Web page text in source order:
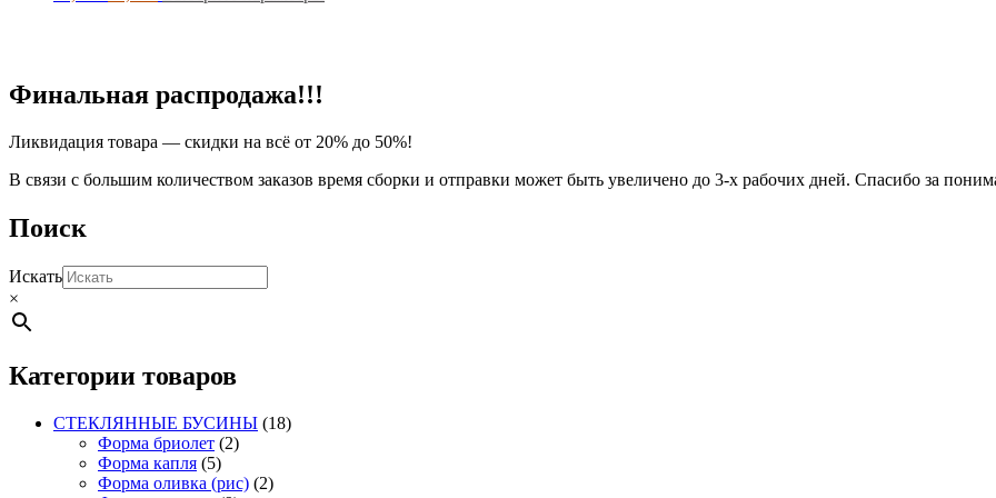
на
странице
товара.
Финальная распродажа!!!
Ликвидация товара — скидки на всё от 20% до 50%!
В связи с большим количеством заказов время сборки и отправки может быть увеличено до 3-х рабочих дней. Спасибо за
Поиск
Искать
×
Категории товаров
СТЕКЛЯННЫЕ БУСИНЫ (18)
Форма бриолет (2)
Форма капля (5)
Форма оливка (рис) (2)